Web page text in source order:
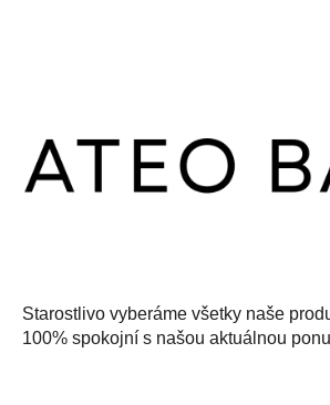
Starostlivo vyberáme všetky naše
100% spokojní s našou aktuálnou